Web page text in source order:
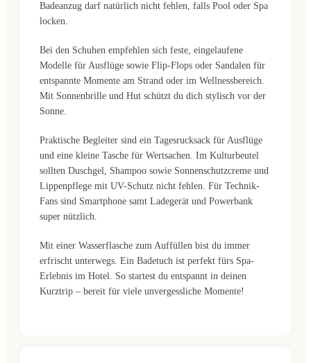
Badeanzug darf natürlich nicht fehlen, falls Pool oder Spa
locken.
Bei den Schuhen empfehlen sich feste, eingelaufene
Modelle für Ausflüge sowie Flip-Flops oder Sandalen für
entspannte Momente am Strand oder im Wellnessbereich.
Mit Sonnenbrille und Hut schützt du dich stylisch vor der
Sonne.
Praktische Begleiter sind ein Tagesrucksack für Ausflüge
und eine kleine Tasche für Wertsachen. Im Kulturbeutel
sollten Duschgel, Shampoo sowie Sonnenschutzcreme und
Lippenpflege mit UV-Schutz nicht fehlen. Für Technik-
Fans sind Smartphone samt Ladegerät und Powerbank
super nützlich.
Mit einer Wasserflasche zum Auffüllen bist du immer
erfrischt unterwegs. Ein Badetuch ist perfekt fürs Spa-
Erlebnis im Hotel. So startest du entspannt in deinen
Kurztrip – bereit für viele unvergessliche Momente!